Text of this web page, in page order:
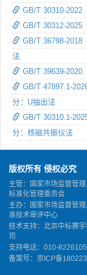
GB/T 30310-2022
GB/T 30312-2025
GB/T 36798-2018
法
GB/T 39639-2020
GB/T 47897.1-
分：U抽出法
GB/T 30310.1-
分：核磁共振仪法
版权所有 侵权必究
主管：国家市场监督管
标准化管理委员会
主办：国家市场监督管
准技术审评中心
技术支持：北京中标赛
司
支持电话：010-
备案号： 京ICP备